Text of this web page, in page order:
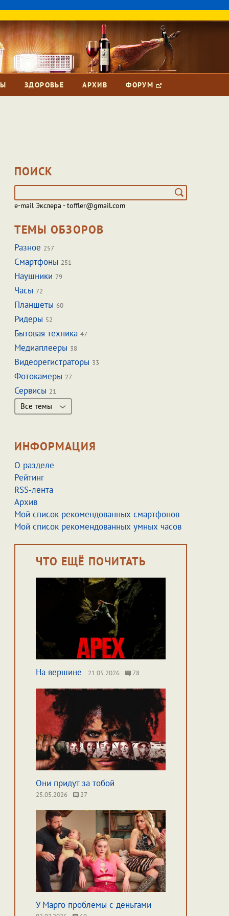
ЗДОРОВЬЕ АРХИВ ФОРУМ
ПОИСК
e-mail Экслера - toffler@gmail.com
ТЕМЫ ОБЗОРОВ
Разное 257
Смартфоны 251
Наушники 79
Часы 72
Планшеты 60
Ридеры 52
Бытовая техника 47
Медиаплееры 38
Видеорегистраторы 33
Фотокамеры 27
Сервисы 21
Все темы
ИНФОРМАЦИЯ
О разделе
Рейтинг
RSS-лента
Архив
Мой список рекомендованных смартфонов
Мой список рекомендованных умных часов
ЧТО ЕЩЁ ПОЧИТАТЬ
На вершине 21.05.2026 78
Они придут за тобой
25.05.2026 27
У Марго проблемы с деньгами